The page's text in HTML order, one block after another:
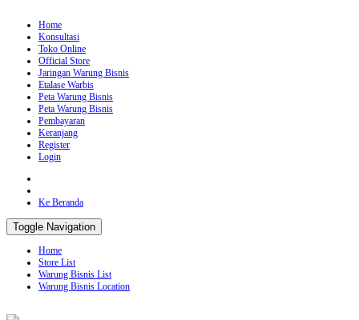
Home
Konsultasi
Toko Online
Official Store
Jaringan Warung Bisnis
Etalase Warbis
Peta Warung Bisnis
Peta Warung Bisnis
Pembayaran
Keranjang
Register
Login
Ke Beranda
Toggle Navigation
Home
Store List
Warung Bisnis List
Warung Bisnis Location